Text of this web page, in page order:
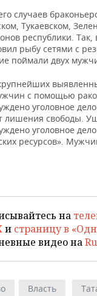
случаев
Тукаевском,
республики.
рыбу сетями с
поймали двух
с помощью
уголовное
лишения свободы.
уголовное
ресурсов».
на
и страницу в
видео на
Власть